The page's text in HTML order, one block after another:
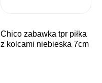
chico zabawka tpr piłka
z kolcami niebieska 7cm